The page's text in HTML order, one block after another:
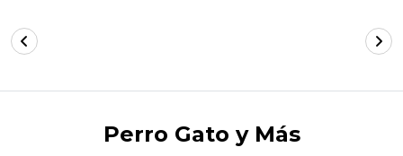
Perro Gato y Más